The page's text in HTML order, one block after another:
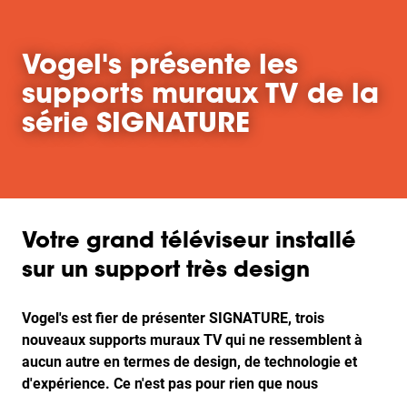
Vogel's présente les
supports muraux TV de la
série SIGNATURE
Votre grand téléviseur installé
sur un support très design
Vogel's est fier de présenter SIGNATURE, trois
nouveaux supports muraux TV qui ne ressemblent à
aucun autre en termes de design, de technologie et
d'expérience. Ce n'est pas pour rien que nous